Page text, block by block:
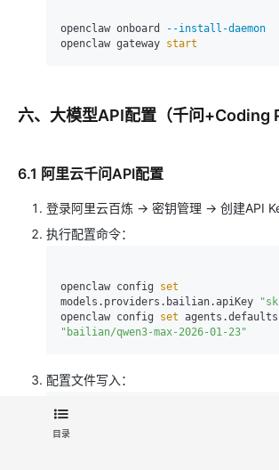
openclaw onboard
--install-daemon
openclaw gateway start
六、大模型API配置（千问+Coding
6.1 阿里云千问API配置
登录阿里云百炼 → 密钥管理 → 创建API
执行配置命令：
openclaw config set
models.providers.bailian.apiKey
openclaw config set
"bailian/qwen3-max-2026-01-23"
配置文件写入：
"models"
目录